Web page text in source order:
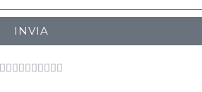
INVIA
